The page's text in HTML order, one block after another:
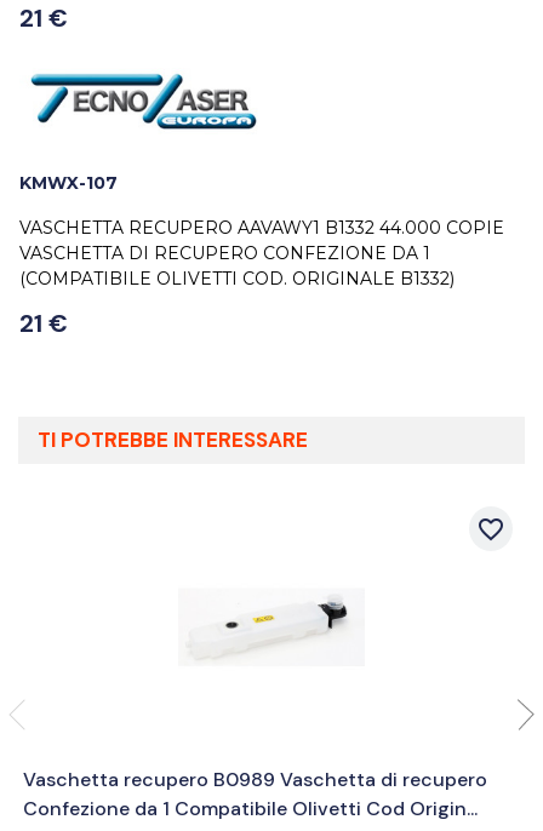
21 €
KMWX-107
VASCHETTA RECUPERO AAVAWY1 B1332 44.000 COPIE
VASCHETTA DI RECUPERO CONFEZIONE DA 1
(COMPATIBILE OLIVETTI COD. ORIGINALE B1332)
21 €
TI POTREBBE INTERESSARE
favorite_border
Vaschetta recupero B0989 Vaschetta di recupero
Confezione da 1 Compatibile Olivetti Cod Origin...